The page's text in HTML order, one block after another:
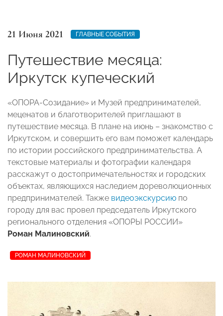
21 Июня 2021 ГЛАВНЫЕ СОБЫТИЯ
Путешествие месяца:
Иркутск купеческий
«ОПОРА-Созидание» и Музей предпринимателей,
меценатов и благотворителей приглашают в
путешествие месяца. В плане на июнь – знакомство с
Иркутском, и совершить его вам поможет календарь
по истории российского предпринимательства. А
текстовые материалы и фотографии календаря
расскажут о достопримечательностях и городских
объектах, являющихся наследием дореволюционных
предпринимателей. Также видеоэкскурсию по
городу для вас провел председатель Иркутского
регионального отделения «ОПОРЫ РОССИИ»
Роман Малиновский.
РОМАН МАЛИНОВСКИЙ